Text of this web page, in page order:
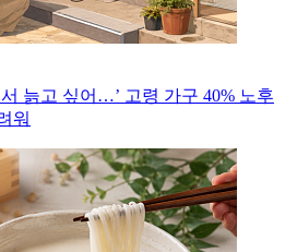
늙고 싶어…’ 고령 가구 40% 노후
워